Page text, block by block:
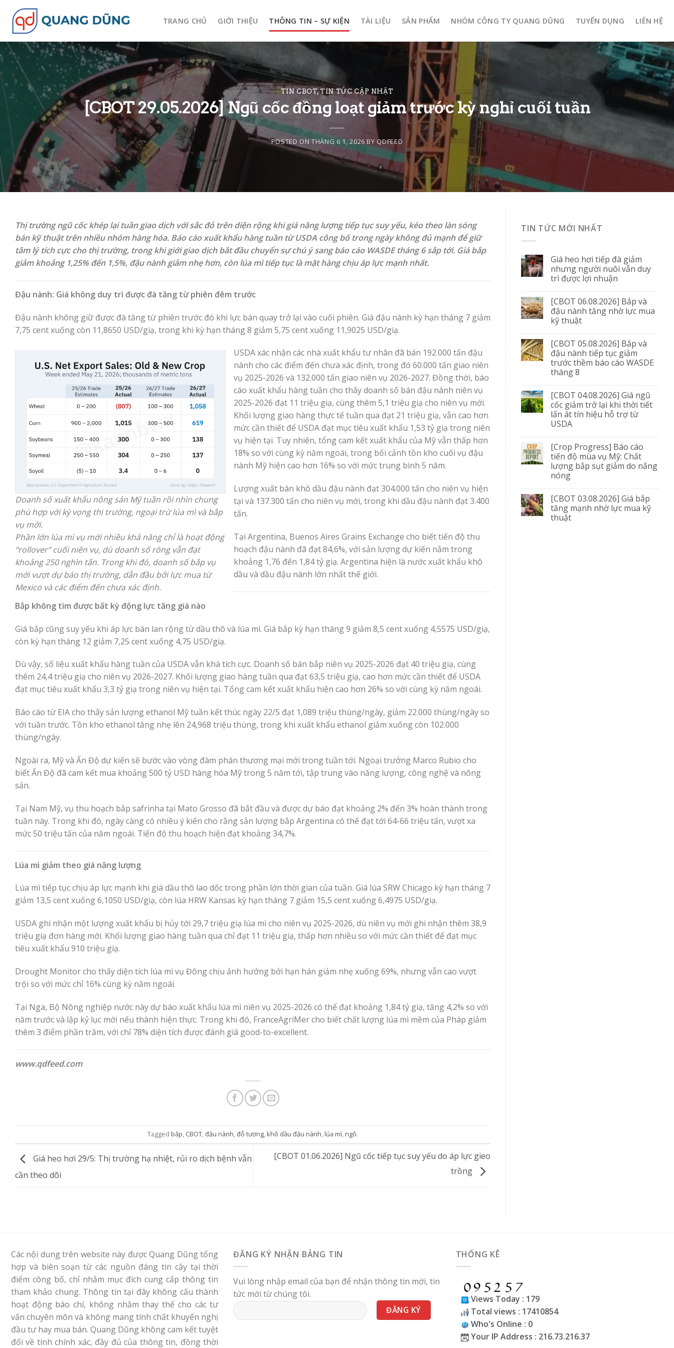
content
TRANG CHỦ GIỚI THIỆU THÔNG TIN – SỰ KIỆN TÀI LIỆU SẢN PHẨM NHÓM CÔNG TY QUANG DŨNG TUYỂN DỤNG LIÊN HỆ
TIN CBOT,TIN TỨC CẬP NHẬT
[CBOT 29.05.2026] Ngũ cốc đồng loạt giảm trước kỳ nghỉ cuối tuần
POSTED ONTHÁNG 6 1, 2026 BY QDFEED
Thị trường ngũ cốc khép lại tuần giao dịch với sắc đỏ trên diện rộng khi giá năng lượng tiếp tục suy yếu, kéo theo làn sóng
bán kỹ thuật trên nhiều nhóm hàng hóa. Báo cáo xuất khẩu hàng tuần từ USDA công bố trong ngày không đủ mạnh để giữ
tâm lý tích cực cho thị trường, trong khi giới giao dịch bắt đầu chuyển sự chú ý sang báo cáo WASDE tháng 6 sắp tới. Giá bắp
giảm khoảng 1,25% đến 1,5%, đậu nành giảm nhẹ hơn, còn lúa mì tiếp tục là mặt hàng chịu áp lực mạnh nhất.
Đậu nành: Giá không duy trì được đà tăng từ phiên đêm trước
Đậu nành không giữ được đà tăng từ phiên trước đó khi lực bán quay trở lại vào cuối phiên. Giá đậu nành kỳ hạn tháng 7 giảm
7,75 cent xuống còn 11,8650 USD/giạ, trong khi kỳ hạn tháng 8 giảm 5,75 cent xuống 11,9025 USD/giạ.
Doanh số xuất khẩu nông sản Mỹ tuần rồi nhìn chung
phù hợp với kỳ vọng thị trường, ngoại trừ lúa mì và bắp
vụ mới.
Phần lớn lúa mì vụ mới nhiều khả năng chỉ là hoạt động
“rollover” cuối niên vụ, dù doanh số ròng vẫn đạt
khoảng 250 nghìn tấn. Trong khi đó, doanh số bắp vụ
mới vượt dự báo thị trường, dẫn đầu bởi lực mua từ
Mexico và các điểm đến chưa xác định.
USDA xác nhận các nhà xuất khẩu tư nhân đã bán 192.000 tấn đậu
nành cho các điểm đến chưa xác định, trong đó 60.000 tấn giao niên
vụ 2025-2026 và 132.000 tấn giao niên vụ 2026-2027. Đồng thời, báo
cáo xuất khẩu hàng tuần cho thấy doanh số bán đậu nành niên vụ
2025-2026 đạt 11 triệu giạ, cùng thêm 5,1 triệu giạ cho niên vụ mới.
Khối lượng giao hàng thực tế tuần qua đạt 21 triệu giạ, vẫn cao hơn
mức cần thiết để USDA đạt mục tiêu xuất khẩu 1,53 tỷ giạ trong niên
vụ hiện tại. Tuy nhiên, tổng cam kết xuất khẩu của Mỹ vẫn thấp hơn
18% so với cùng kỳ năm ngoái, trong bối cảnh tồn kho cuối vụ đậu
nành Mỹ hiện cao hơn 16% so với mức trung bình 5 năm.
Lượng xuất bán khô dầu đậu nành đạt 304.000 tấn cho niên vụ hiện
tại và 137.300 tấn cho niên vụ mới, trong khi dầu đậu nành đạt 3.400
tấn.
Tại Argentina, Buenos Aires Grains Exchange cho biết tiến độ thu
hoạch đậu nành đã đạt 84,6%, với sản lượng dự kiến nằm trong
khoảng 1,76 đến 1,84 tỷ giạ. Argentina hiện là nước xuất khẩu khô
dầu và dầu đậu nành lớn nhất thế giới.
Bắp không tìm được bất kỳ động lực tăng giá nào
Giá bắp cũng suy yếu khi áp lực bán lan rộng từ dầu thô và lúa mì. Giá bắp kỳ hạn tháng 9 giảm 8,5 cent xuống 4,5575 USD/giạ,
còn kỳ hạn tháng 12 giảm 7,25 cent xuống 4,75 USD/giạ.
Dù vậy, số liệu xuất khẩu hàng tuần của USDA vẫn khá tích cực. Doanh số bán bắp niên vụ 2025-2026 đạt 40 triệu giạ, cùng
thêm 24,4 triệu giạ cho niên vụ 2026-2027. Khối lượng giao hàng tuần qua đạt 63,5 triệu giạ, cao hơn mức cần thiết để USDA
đạt mục tiêu xuất khẩu 3,3 tỷ giạ trong niên vụ hiện tại. Tổng cam kết xuất khẩu hiện cao hơn 26% so với cùng kỳ năm ngoái.
Báo cáo từ EIA cho thấy sản lượng ethanol Mỹ tuần kết thúc ngày 22/5 đạt 1,089 triệu thùng/ngày, giảm 22.000 thùng/ngày so
với tuần trước. Tồn kho ethanol tăng nhẹ lên 24,968 triệu thùng, trong khi xuất khẩu ethanol giảm xuống còn 102.000
thùng/ngày.
Ngoài ra, Mỹ và Ấn Độ dự kiến sẽ bước vào vòng đàm phán thương mại mới trong tuần tới. Ngoại trưởng Marco Rubio cho
biết Ấn Độ đã cam kết mua khoảng 500 tỷ USD hàng hóa Mỹ trong 5 năm tới, tập trung vào năng lượng, công nghệ và nông
sản.
Tại Nam Mỹ, vụ thu hoạch bắp safrinha tại Mato Grosso đã bắt đầu và được dự báo đạt khoảng 2% đến 3% hoàn thành trong
tuần này. Trong khi đó, ngày càng có nhiều ý kiến cho rằng sản lượng bắp Argentina có thể đạt tới 64-66 triệu tấn, vượt xa
mức 50 triệu tấn của năm ngoái. Tiến độ thu hoạch hiện đạt khoảng 34,7%.
Lúa mì giảm theo giá năng lượng
Lúa mì tiếp tục chịu áp lực mạnh khi giá dầu thô lao dốc trong phần lớn thời gian của tuần. Giá lúa SRW Chicago kỳ hạn tháng 7
giảm 13,5 cent xuống 6,1050 USD/giạ, còn lúa HRW Kansas kỳ hạn tháng 7 giảm 15,5 cent xuống 6,4975 USD/giạ.
USDA ghi nhận một lượng xuất khẩu bị hủy tới 29,7 triệu giạ lúa mì cho niên vụ 2025-2026, dù niên vụ mới ghi nhận thêm 38,9
triệu giạ đơn hàng mới. Khối lượng giao hàng tuần qua chỉ đạt 11 triệu giạ, thấp hơn nhiều so với mức cần thiết để đạt mục
tiêu xuất khẩu 910 triệu giạ.
Drought Monitor cho thấy diện tích lúa mì vụ Đông chịu ảnh hưởng bởi hạn hán giảm nhẹ xuống 69%, nhưng vẫn cao vượt
trội so với mức chỉ 16% cùng kỳ năm ngoái.
Tại Nga, Bộ Nông nghiệp nước này dự báo xuất khẩu lúa mì niên vụ 2025-2026 có thể đạt khoảng 1,84 tỷ giạ, tăng 4,2% so với
năm trước và lập kỷ lục mới nếu thành hiện thực. Trong khi đó, FranceAgriMer cho biết chất lượng lúa mì mềm của Pháp giảm
thêm 3 điểm phần trăm, với chỉ 78% diện tích được đánh giá good-to-excellent.
www.qdfeed.com
Tagged bắp, CBOT,đậu nành,đỗ tương, khô dầu đậu nành, lúa mì, ngô.
Giá heo hơi 29/5: Thị trường hạ nhiệt, rủi ro dịch bệnh vẫn
cần theo dõi
[CBOT 01.06.2026] Ngũ cốc tiếp tục suy yếu do áp lực gieo
trồng
TIN TỨC MỚI NHẤT
Giá heo hơi tiếp đà giảm
nhưng người nuôi vẫn duy
trì được lợi nhuận
[CBOT 06.08.2026] Bắp và
đậu nành tăng nhờ lực mua
kỹ thuật
[CBOT 05.08.2026] Bắp và
đậu nành tiếp tục giảm
trước thềm báo cáo WASDE
tháng 8
[CBOT 04.08.2026] Giá ngũ
cốc giảm trở lại khi thời tiết
lấn át tín hiệu hỗ trợ từ
USDA
[Crop Progress] Báo cáo
tiến độ mùa vụ Mỹ: Chất
lượng bắp sụt giảm do nắng
nóng
[CBOT 03.08.2026] Giá bắp
tăng mạnh nhờ lực mua kỹ
thuật
Các nội dung trên website này được Quang Dũng tổng
hợp và biên soạn từ các nguồn đáng tin cậy tại thời
điểm công bố, chỉ nhằm mục đích cung cấp thông tin
tham khảo chung. Thông tin tại đây không cấu thành
hoạt động báo chí, không nhằm thay thế cho các tư
vấn chuyên môn và không mang tính chất khuyến nghị
đầu tư hay mua bán. Quang Dũng không cam kết tuyệt
đối về tính chính xác, đầy đủ của thông tin, đồng thời
ĐĂNG KÝ NHẬN BẢNG TIN
Vui lòng nhập email của bạn để nhận thông tin mới, tin
tức mới từ chúng tôi.
THỐNG KÊ
Views Today : 179
Total views : 17410854
Who's Online : 0
Your IP Address : 216.73.216.37